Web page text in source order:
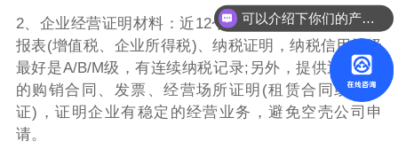
2、企业经营证明材料：近12个月的对公流水、纳税申
报表(增值税、企业所得税)、纳税证明，纳税信用评级
最好是A/B/M级，有连续纳税记录;另外，提供近6个月
的购销合同、发票、经营场所证明(租赁合同或房产
证)，证明企业有稳定的经营业务，避免空壳公司申
请。
可以介绍下你们的产品么？